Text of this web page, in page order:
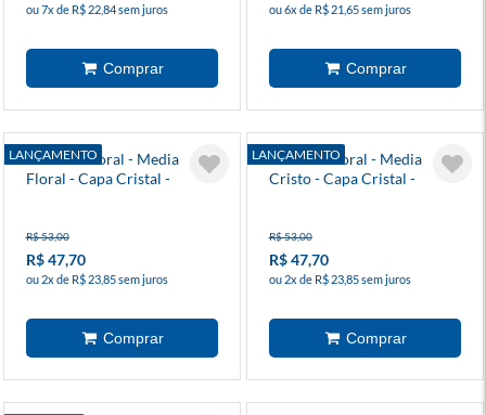
ou 7x de R$ 22,84 sem juros ou 6x de R$ 21,65 sem juros
LANÇAMENTO
Biblia Pastoral - Media
Floral - Capa Cristal -
R$ 53,00
R$ 47,70
ou 2x de R$ 23,85 sem juros
LANÇAMENTO
Biblia Pastoral - Media
Cristo - Capa Cristal -
R$ 53,00
R$ 47,70
ou 2x de R$ 23,85 sem juros